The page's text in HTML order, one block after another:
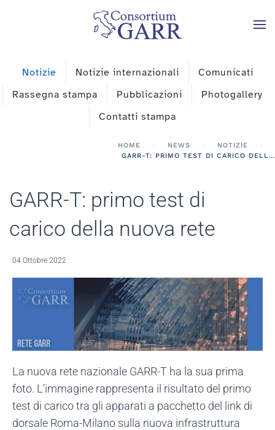
Skip to main content
Notizie Notizie internazionali
Comunicati
Rassegna stampa
Pubblicazioni
Photogallery
Contatti stampa
HOME NEWS
NOTIZIE
GARR-T: PRIMO TEST DI CARICO DELLA NUOVA RETE
GARR-T: primo test di
carico della nuova rete
04 Ottobre 2022
La nuova rete nazionale GARR-T ha la sua prima
foto. L’immagine rappresenta il risultato del primo
test di carico tra gli apparati a pacchetto del link di
dorsale Roma-Milano sulla nuova infrastruttura